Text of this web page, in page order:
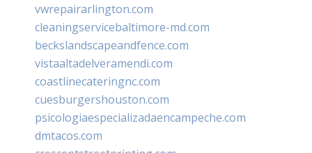
vwrepairarlington.com
cleaningservicebaltimore-md.com
beckslandscapeandfence.com
vistaaltadelveramendi.com
coastlinecateringnc.com
cuesburgershouston.com
psicologiaespecializadaencampeche.com
dmtacos.com